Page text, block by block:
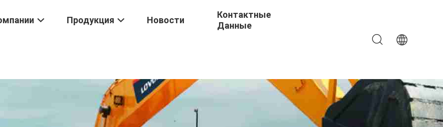
Продукция Новости
Контактные
Данные